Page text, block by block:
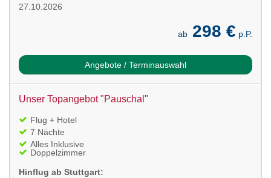
27.10.2026
ab 298 € p.P.
Angebote / Terminauswahl
Unser Topangebot "Pauschal"
Flug + Hotel
7 Nächte
Alles Inklusive
Doppelzimmer
Hinflug ab Stuttgart: